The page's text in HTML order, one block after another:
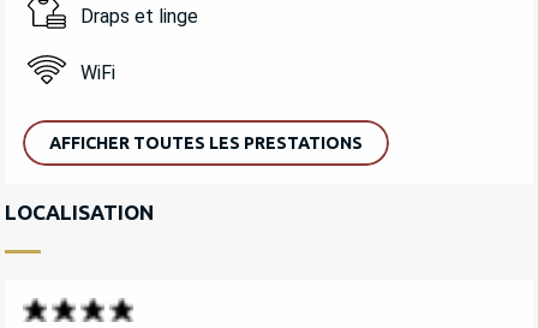
Draps et linge
WiFi
AFFICHER TOUTES LES PRESTATIONS
LOCALISATION